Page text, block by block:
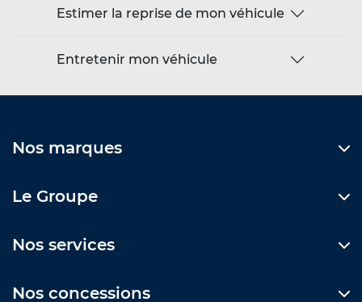
Estimer la reprise de mon véhicule
Entretenir mon véhicule
Nos marques
Le Groupe
Nos services
Nos concessions